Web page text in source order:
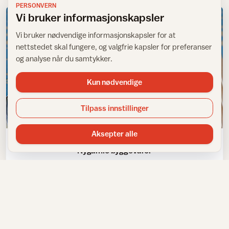
Nygamle byggevarer
PERSONVERN
Vi bruker informasjonskapsler
Vi bruker nødvendige informasjonskapsler for at
nettstedet skal fungere, og valgfrie kapsler for preferanser
og analyse når du samtykker.
Kun nødvendige
Tilpass innstillinger
Aksepter alle